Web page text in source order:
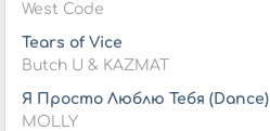
West Code
Tears of Vice
Butch U & KAZMAT
Я Просто Люблю Тебя (Dance)
MOLLY